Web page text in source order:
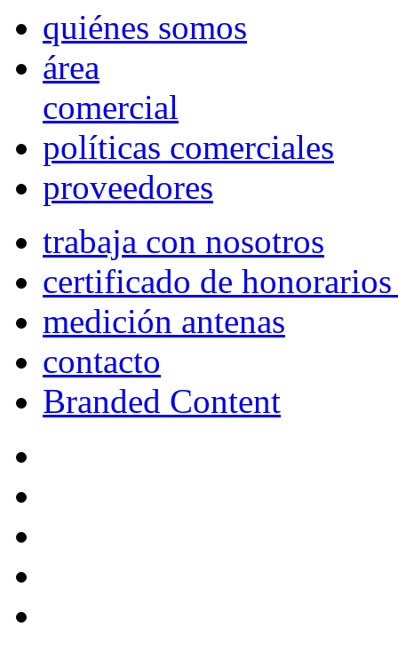
quiénes somos
área
comercial
políticas comerciales
proveedores
trabaja con nosotros
certificado de
medición antenas
contacto
Branded Content